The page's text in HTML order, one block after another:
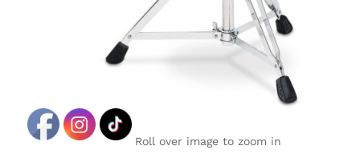
Roll over image to zoom in